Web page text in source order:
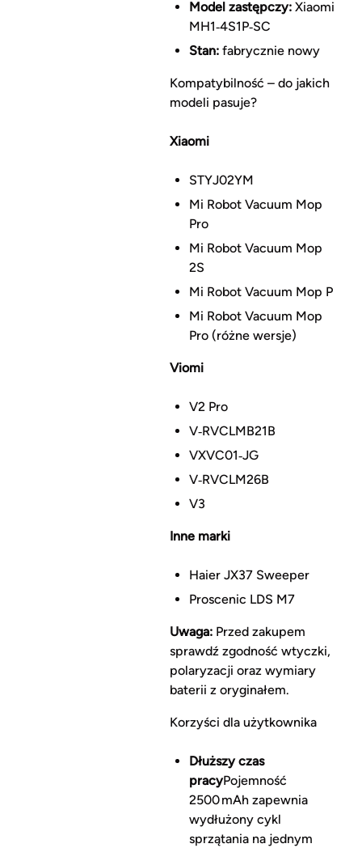
Model zastępczy:Xiaomi
MH1‑4S1P‑SC
Stan:fabrycznie nowy
Kompatybilność – do jakich
modeli pasuje?
Xiaomi
STYJ02YM
Mi Robot Vacuum Mop
Pro
Mi Robot Vacuum Mop
2S
Mi Robot Vacuum Mop P
Mi Robot Vacuum Mop
Pro (różne wersje)
Viomi
V2 Pro
V‑RVCLMB21B
VXVC01‑JG
V‑RVCLM26B
V3
Inne marki
Haier JX37 Sweeper
Proscenic LDS M7
Uwaga:Przed zakupem
sprawdź zgodność wtyczki,
polaryzacji oraz wymiary
baterii z oryginałem.
Korzyści dla użytkownika
Dłuższy czas
pracyPojemność
2500 mAh zapewnia
wydłużony cykl
sprzątania na jednym